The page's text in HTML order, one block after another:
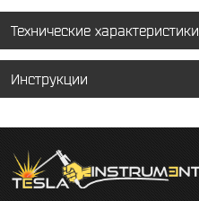
Технические характеристики
Инструкции